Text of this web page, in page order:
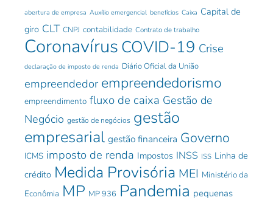
abertura de empresa Auxílio emergencial benefícios Caixa Capital de
giro CLT CNPJ contabilidade Contrato de trabalho
Coronavírus COVID-19 Crise
declaração de imposto de renda Diário Oficial da União
empreendedor empreendedorismo
empreendimento fluxo de caixa Gestão de
Negócio gestão de negócios gestão
empresarial gestão financeira Governo
ICMS imposto de renda Impostos INSS ISS Linha de
crédito Medida Provisória MEI Ministério da
Econômia MP MP 936 Pandemia pequenas